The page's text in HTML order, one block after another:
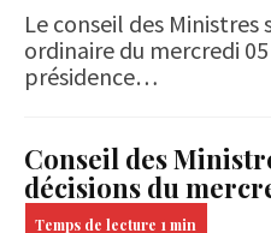
Le conseil des Ministres
ordinaire du mercredi
présidence…
Conseil des
décisions du